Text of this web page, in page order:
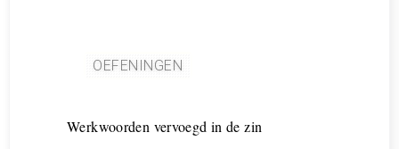
OEFENINGEN
Werkwoorden vervoegd in de zin